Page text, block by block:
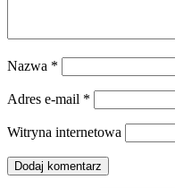
Nazwa *
Adres e-mail *
Witryna internetowa